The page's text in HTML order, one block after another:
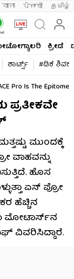
বাংলা ਪੰਜਾਬੀ தமிழ்
ಕ್ರೀಡೆ
ಶಾರ್ಟ್ಸ್​
#ಡಿಕೆ
Pro Is The
ಪ್ರತೀಕವೇ
ಮುಂದಕ್ಕೆ
ವಾಹವನ್ನು
ಹೊಸ
ಏಸ್‌ ಪ್ರೋ
ಹೆಚ್ಚಿನ
ಮೋಟಾರ್ಸ್‌ನ
ವಿವರಿಸಿದ್ದಾರೆ.